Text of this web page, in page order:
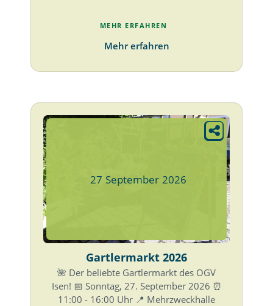
MEHR ERFAHREN
Mehr erfahren
27 September 2026
Gartlermarkt 2026
🌺 Der beliebte Gartlermarkt des OGV
Isen! 📅 Sonntag, 27. September 2026 ⏰
11:00 - 16:00 Uhr 📍 Mehrzweckhalle